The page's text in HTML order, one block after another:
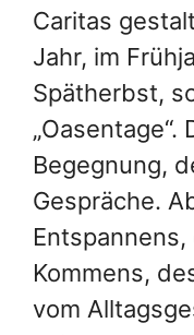
Caritas
Jahr, im
Spätherbst,
„Oasentage“.
Begegnung,
Gespräche.
Kommens,
vom